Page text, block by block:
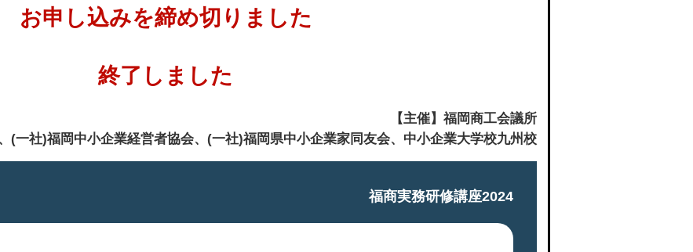
お申し込みを締め切りました
終了しました
【主催】福岡商工会議所
(一社)福岡中小企業経営者協会、(一社)福岡県中小企業家同友会、中小企業大学校九州校
福商実務研修講座2024